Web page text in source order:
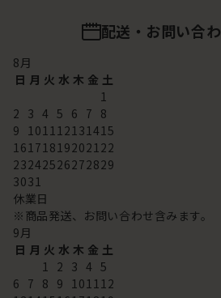
配送・お問い合
8月
日 月 火 水 木 金 土
1
2 3 4 5 6 7 8
9 101112131415
16171819202122
23242526272829
3031
休業日
※商品発送、お問い合わせ含みます。
9月
日 月 火 水 木 金 土
1 2 3 4 5
6 7 8 9 101112